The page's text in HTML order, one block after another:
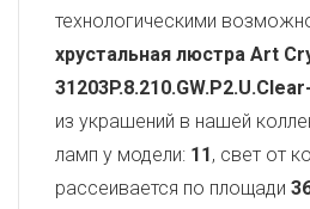
технологическими
хрустальная люстра Art
из украшений в нашей
ламп у модели: 11, свет от
рассеивается по площади